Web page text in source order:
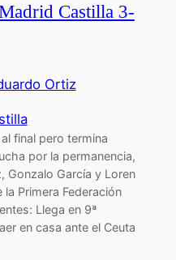
Castilla 3-
Ortiz
final pero termina
por la permanencia,
Gonzalo García y Loren
Primera Federación
Llega en 9ª
en casa ante el Ceuta